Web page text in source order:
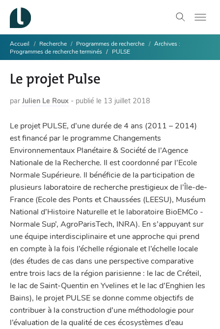
Accueil Recherche Programmes de recherche
Archives :
Programmes de recherche terminés
PULSE
Le projet Pulse
par Julien Le Roux - publié le 13 juillet 2018
Le projet PULSE, d’une durée de 4 ans (2011 – 2014)
est financé par le programme Changements
Environnementaux Planétaire & Société de l’Agence
Nationale de la Recherche. Il est coordonné par l’Ecole
Normale Supérieure. Il bénéficie de la participation de
plusieurs laboratoire de recherche prestigieux de l’Île-de-
France (Ecole des Ponts et Chaussées (LEESU), Muséum
National d’Histoire Naturelle et le laboratoire BioEMCo -
Normale Sup’, AgroParisTech, INRA). En s’appuyant sur
une équipe interdisciplinaire et une approche qui prend
en compte à la fois l’échelle régionale et l’échelle locale
(des études de cas dans une perspective comparative
entre trois lacs de la région parisienne : le lac de Créteil,
le lac de Saint-Quentin en Yvelines et le lac d’Enghien les
Bains), le projet PULSE se donne comme objectifs de
contribuer à la construction d’une méthodologie pour
l’évaluation de la qualité de ces écosystèmes d’eau